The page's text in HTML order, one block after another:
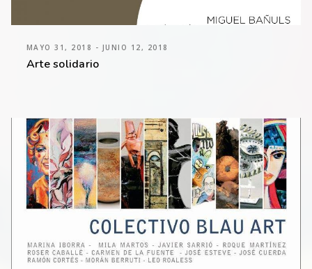
MAYO 31, 2018 - JUNIO 12, 2018
Arte solidario